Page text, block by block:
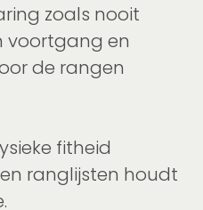
zoals nooit
voortgang en
de rangen
fitheid
ranglijsten houdt